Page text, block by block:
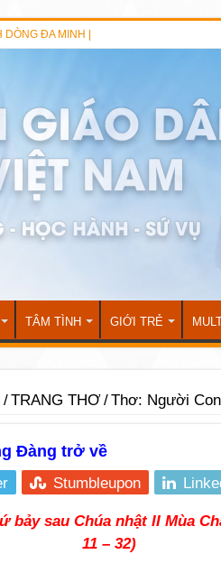
DÒNG ĐA MINH |
TÂM TÌNH GIỚI TRẺ
/TRANG THƠ/Thơ: Người
Đàng trở về
Stumbleupon
bảy sau Chúa nhật II Mùa
11 – 32)